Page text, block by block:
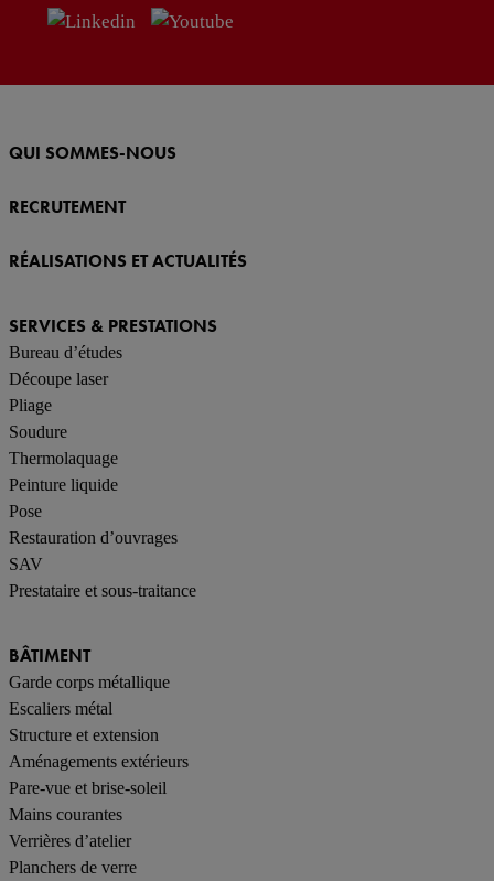
QUI SOMMES-NOUS
RECRUTEMENT
RÉALISATIONS ET ACTUALITÉS
SERVICES & PRESTATIONS
Bureau d’études
Découpe laser
Pliage
Soudure
Thermolaquage
Peinture liquide
Pose
Restauration d’ouvrages
SAV
Prestataire et sous-traitance
BÂTIMENT
Garde corps métallique
Escaliers métal
Structure et extension
Aménagements extérieurs
Pare-vue et brise-soleil
Mains courantes
Verrières d’atelier
Planchers de verre